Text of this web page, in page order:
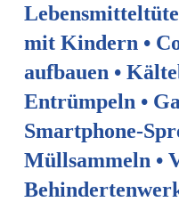
mit Kindern •
aufbauen •
Entrümpeln •
Smartphone-
Müllsammeln •